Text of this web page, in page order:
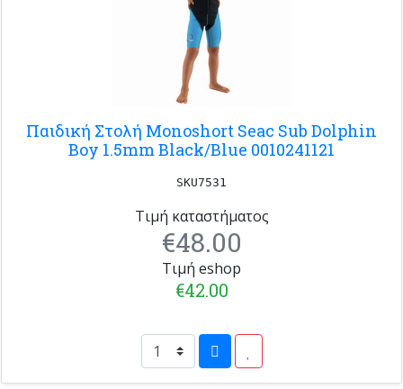
Παιδική Στολή Monoshort Seac Sub Dolphin
Boy 1.5mm Black/Blue 0010241121
SKU7531
Τιμή καταστήματος
€48.00
Τιμή eshop
€42.00